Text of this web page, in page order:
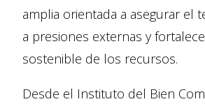
amplia orientada a asegurar el
a presiones externas y
sostenible de los recursos.
Desde el Instituto del Bien